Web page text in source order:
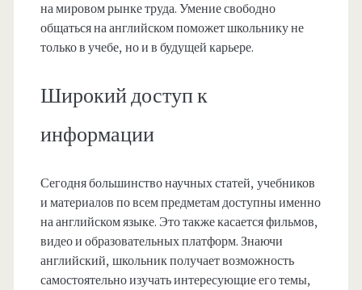
на мировом рынке труда. Умение свободно
общаться на английском поможет школьнику не
только в учебе, но и в будущей карьере.
Широкий доступ к
информации
Сегодня большинство научных статей, учебников
и материалов по всем предметам доступны именно
на английском языке. Это также касается фильмов,
видео и образовательных платформ. Знаючи
английский, школьник получает возможность
самостоятельно изучать интересующие его темы,